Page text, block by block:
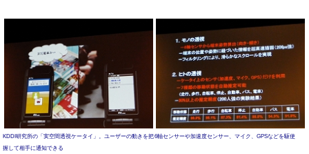
KDDI研究所の「実空間透視ケータイ」。ユーザーの動きを把
握して相手に通知できる
6軸センサーや加速度センサー、マイク、GPSなどを駆使